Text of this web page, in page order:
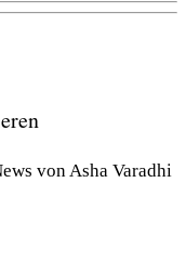
von Asha Varadhi